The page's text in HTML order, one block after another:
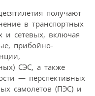
получают
в транспортных
и сетевых, включая
прибойно-
СЭС, а также
— перспективных
самолетов (ПЭС) и